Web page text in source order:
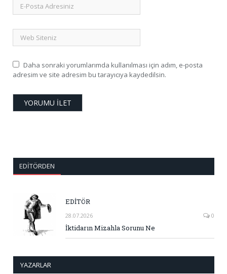
Daha sonraki yorumlarımda kullanılması için adım, e-posta
adresim ve site adresim bu tarayıcıya kaydedilsin.
EDITÖRDEN
EDİTÖR
28.07.2026 0
İktidarın Mizahla Sorunu Ne
YAZARLAR